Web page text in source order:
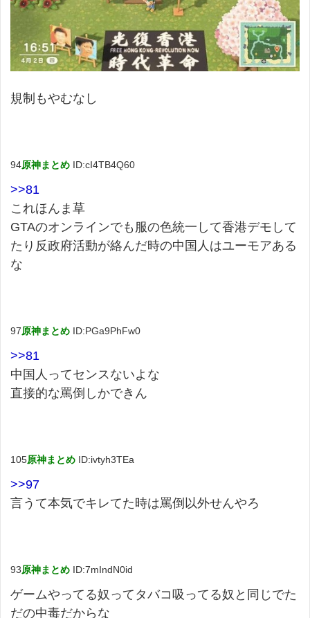
規制もやむなし
94原神まとめ ID:cI4TB4Q60
>>81
これほんま草
GTAのオンラインでも服の色統一して香港デモして
たり反政府活動が絡んだ時の中国人はユーモアある
な
97原神まとめ ID:PGa9PhFw0
>>81
中国人ってセンスないよな
直接的な罵倒しかできん
105原神まとめ ID:ivtyh3TEa
>>97
言うて本気でキレてた時は罵倒以外せんやろ
93原神まとめ ID:7mIndN0id
ゲームやってる奴ってタバコ吸ってる奴と同じでた
だの中毒だからな